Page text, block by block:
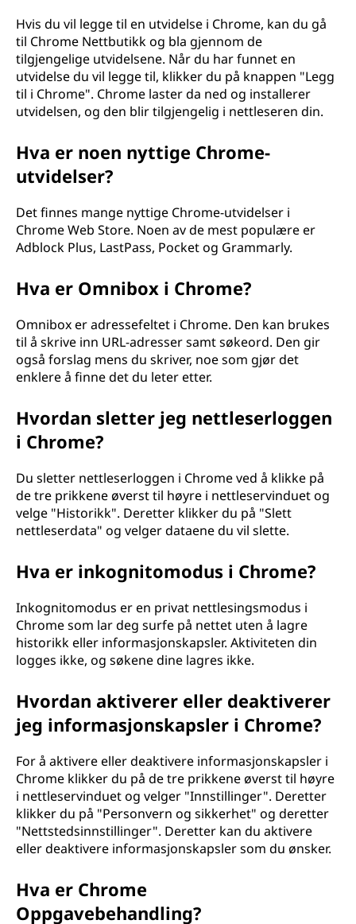
Hvis du vil legge til en utvidelse i Chrome, kan du gå
til Chrome Nettbutikk og bla gjennom de
tilgjengelige utvidelsene. Når du har funnet en
utvidelse du vil legge til, klikker du på knappen "Legg
til i Chrome". Chrome laster da ned og installerer
utvidelsen, og den blir tilgjengelig i nettleseren din.
Hva er noen nyttige Chrome-
utvidelser?
Det finnes mange nyttige Chrome-utvidelser i
Chrome Web Store. Noen av de mest populære er
Adblock Plus, LastPass, Pocket og Grammarly.
Hva er Omnibox i Chrome?
Omnibox er adressefeltet i Chrome. Den kan brukes
til å skrive inn URL-adresser samt søkeord. Den gir
også forslag mens du skriver, noe som gjør det
enklere å finne det du leter etter.
Hvordan sletter jeg nettleserloggen
i Chrome?
Du sletter nettleserloggen i Chrome ved å klikke på
de tre prikkene øverst til høyre i nettleservinduet og
velge "Historikk". Deretter klikker du på "Slett
nettleserdata" og velger dataene du vil slette.
Hva er inkognitomodus i Chrome?
Inkognitomodus er en privat nettlesingsmodus i
Chrome som lar deg surfe på nettet uten å lagre
historikk eller informasjonskapsler. Aktiviteten din
logges ikke, og søkene dine lagres ikke.
Hvordan aktiverer eller deaktiverer
jeg informasjonskapsler i Chrome?
For å aktivere eller deaktivere informasjonskapsler i
Chrome klikker du på de tre prikkene øverst til høyre
i nettleservinduet og velger "Innstillinger". Deretter
klikker du på "Personvern og sikkerhet" og deretter
"Nettstedsinnstillinger". Deretter kan du aktivere
eller deaktivere informasjonskapsler som du ønsker.
Hva er Chrome
Oppgavebehandling?